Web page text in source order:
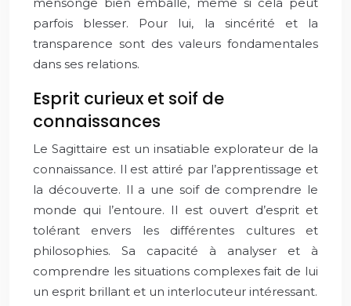
parfois blesser. Pour lui, la sincérité et la
transparence sont des valeurs fondamentales
dans ses relations.
Esprit curieux et soif de
connaissances
Le Sagittaire est un insatiable explorateur de la
connaissance. Il est attiré par l’apprentissage et
la découverte. Il a une soif de comprendre le
monde qui l’entoure. Il est ouvert d’esprit et
tolérant envers les différentes cultures et
philosophies. Sa capacité à analyser et à
comprendre les situations complexes fait de lui
un esprit brillant et un interlocuteur intéressant.